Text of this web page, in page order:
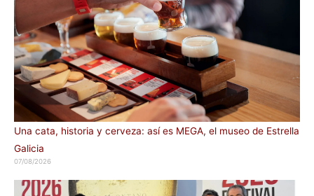
Una cata, historia y cerveza: así es MEGA, el museo de Estrella
Galicia
07/08/2026